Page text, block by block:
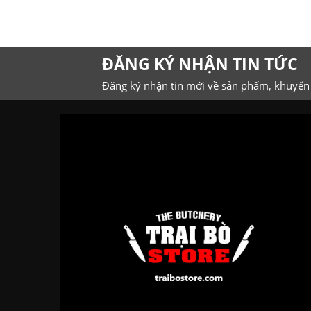
ĐĂNG KÝ NHẬN TIN TỨC
Đăng ký nhận tin mới về sản phẩm,